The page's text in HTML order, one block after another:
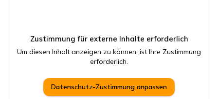
Zustimmung für externe Inhalte erforderlich
Um diesen Inhalt anzeigen zu können, ist Ihre Zustimmung
erforderlich.
Datenschutz-Zustimmung anpassen